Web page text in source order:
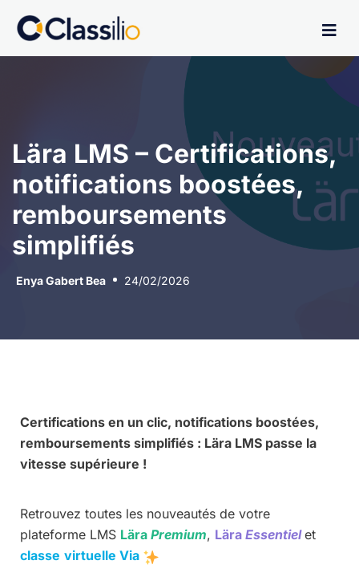
Lära LMS – Certifications,
notifications boostées,
remboursements
simplifiés
Enya Gabert Bea 24/02/2026
Certifications en un clic, notifications boostées,
remboursements simplifiés : Lära LMS passe la
vitesse supérieure !
Retrouvez toutes les nouveautés de votre
plateforme LMS Lära Premium, Lära Essentielet
classe virtuelle Via